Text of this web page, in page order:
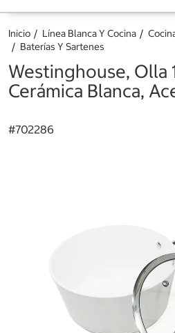
Inicio Línea Blanca Y Cocina
Baterías Y Sartenes
Westinghouse, Olla
Cerámica Blanca,
#702286